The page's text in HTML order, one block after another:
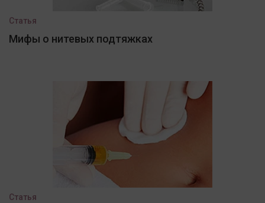
Статья
Мифы о нитевых подтяжках
Статья